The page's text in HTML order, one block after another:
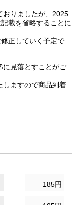
おりましたが、2025
載を省略することに
正していく予定で
に見落とすことがご
しますので商品到着
185円